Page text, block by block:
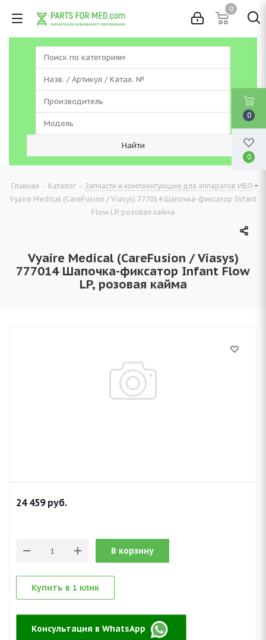
0
Главная - Каталог - Запчасти и комплектующие для аппаратов ИВЛ-
Vyaire Medical (CareFusion / Viasys) 777014 Шапочка-фиксатор Infant
Flow LP, розовая кайма
Vyaire Medical (CareFusion / Viasys)
777014 Шапочка-фиксатор Infant Flow
LP, розовая кайма
24 459руб.
В корзину
Купить в 1 клик
Консультация в WhatsApp
0
0